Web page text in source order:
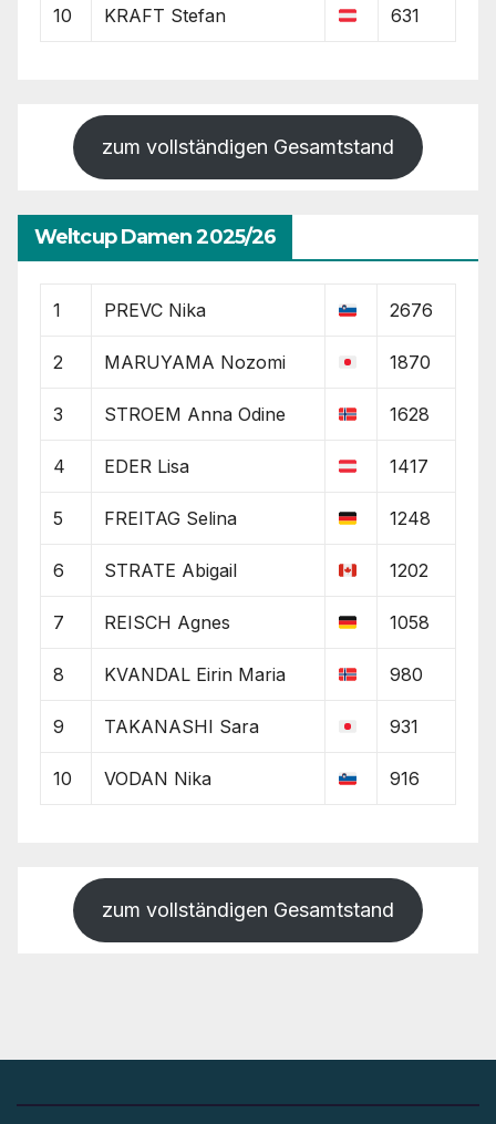
10 KRAFT Stefan 631
zum vollständigen Gesamtstand
Weltcup Damen 2025/26
1 PREVC Nika 2676
2 MARUYAMA Nozomi 1870
3 STROEM Anna Odine 1628
4 EDER Lisa 1417
5 FREITAG Selina 1248
6 STRATE Abigail 1202
7 REISCH Agnes 1058
8 KVANDAL Eirin Maria 980
9 TAKANASHI Sara 931
10 VODAN Nika 916
zum vollständigen Gesamtstand